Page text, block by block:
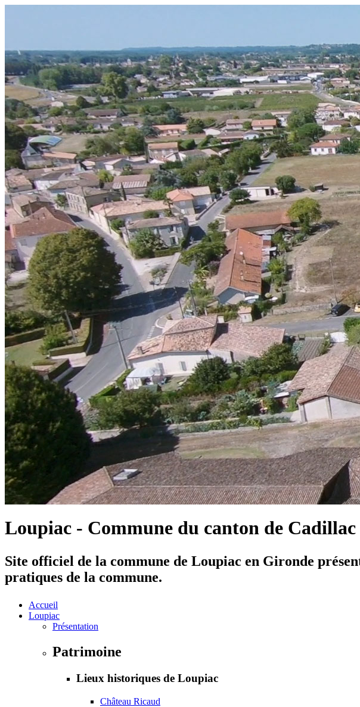
Loupiac - Commune du canton de
Site officiel de la commune de Loupiac en Gironde
pratiques de la commune.
Accueil
Loupiac
Présentation
Patrimoine
Lieux historiques de Loupiac
Château Ricaud